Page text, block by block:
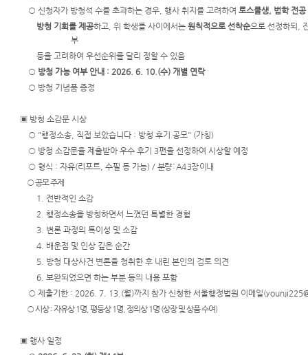
○ 신청자가 방청석 수를 초과하는 경우, 행사 취지를 고려하여 로스쿨생, 법학 전
방청 기회를 제공하고, 위 학생들 사이에서는 원칙적으로 선착순으로 선정하되,
부
등을 고려하여 우선순위를 달리 정할 수 있음
○ 방청 가능 여부 안내 : 2026. 6. 10.(수) 개별 연락
○ 방청 기념품 증정
▣ 방청 소감문 시상
○ "행정소송, 직접 보았습니다 : 방청 후기 공모" (가칭)
○ 방청 소감문을 제출받아 우수 후기 3편을 선정하여 시상할 예정
○ 형식 : 자유(리포트, 수필 등 가능) / 분량 : A4 3장 이내
○ 공모 주제
1. 전반적인 소감
2. 행정소송을 방청하면서 느꼈던 특별한 경험
3. 변론 과정의 특이성 및 소감
4. 배운점 및 인상 깊은 순간
5. 방청 대상사건 변론을 청취한 후 내린 본인의 검토 의견
6. 보완되었으면 하는 부분 등의 내용 포함
○ 제출기한 : 2026. 7. 13.(월)까지 참가 신청한 서울행정법원 이메일(younji225
○ 시상 : 자유상 1명, 평등상 1명, 정의상 1명 (상장 및 상품 수여)
▣ 행사 일정